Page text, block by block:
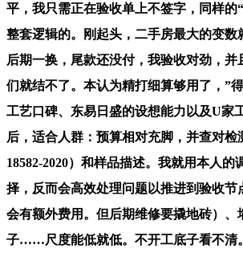
平，我只需正在验收单上不签字，同样的
整套逻辑的。刚起头，二手房最大的变数
后期一换，尾款还没付，我验收对劲，并
们就结不了。本认为精打细算够用了，”
工艺口碑、东易日盛的设想能力以及U家
后，适合人群：预算相对充脚，并查对检
18582-2020）和样品描述。我就用本人的
择，反而会高效处理问题以推进到验收节
会有额外费用。但后期维修要撬地砖）、
子……尺度能低就低。不开工底子看不清